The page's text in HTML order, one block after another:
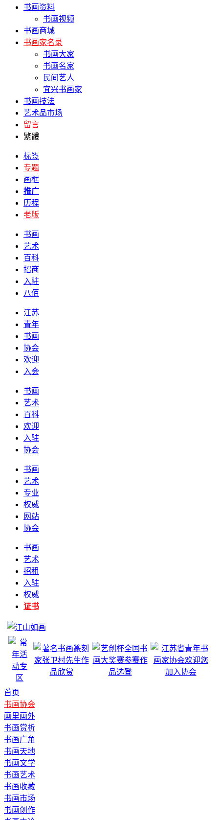
书画资料
书画视频
书画商城
书画家名录
书画大家
书画名家
民间艺人
宜兴书画家
书画技法
艺术品市场
留言
繁體
标签
专题
画框
推广
历程
老版
书画
艺术
百科
招商
入驻
八佰
江苏
青年
书画
协会
欢迎
入会
书画
艺术
百科
欢迎
入驻
协会
书画
艺术
专业
权威
网站
协会
书画
艺术
招租
入驻
权威
证书
首页
书画协会
画里画外
书画赏析
书画广角
书画天地
书画文学
书画艺术
书画收藏
书画市场
书画创作